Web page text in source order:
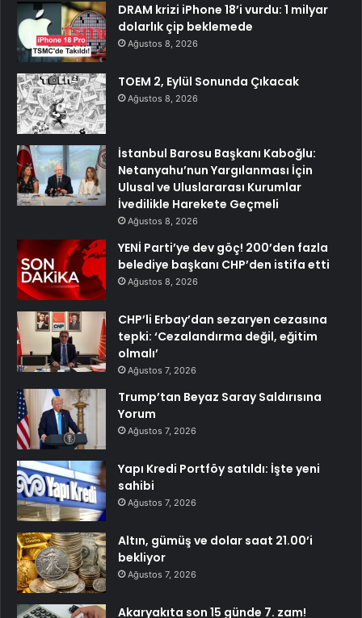
DRAM krizi iPhone 18’i vurdu: 1 milyar
dolarlık çip beklemede
Ağustos 8, 2026
TOEM 2, Eylül Sonunda Çıkacak
Ağustos 8, 2026
İstanbul Barosu Başkanı Kaboğlu:
Netanyahu’nun Yargılanması İçin
Ulusal ve Uluslararası Kurumlar
İvedilikle Harekete Geçmeli
Ağustos 8, 2026
YENİ Parti’ye dev göç! 200’den fazla
belediye başkanı CHP’den istifa etti
Ağustos 8, 2026
CHP’li Erbay’dan sezaryen cezasına
tepki: ‘Cezalandırma değil, eğitim
olmalı’
Ağustos 7, 2026
Trump’tan Beyaz Saray Saldırısına
Yorum
Ağustos 7, 2026
Yapı Kredi Portföy satıldı: İşte yeni
sahibi
Ağustos 7, 2026
Altın, gümüş ve dolar saat 21.00’i
bekliyor
Ağustos 7, 2026
Akaryakıta son 15 günde 7. zam!